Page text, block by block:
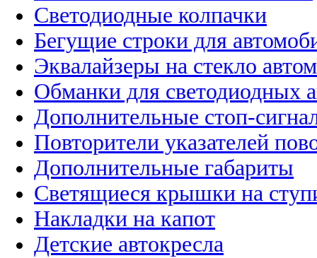
Светодиодные колпачки
Бегущие строки для
Эквалайзеры на стекло
Обманки для светодиодных
Дополнительные стоп-
Повторители указателей
Дополнительные габариты
Светящиеся крышки на
Накладки на капот
Детские автокресла